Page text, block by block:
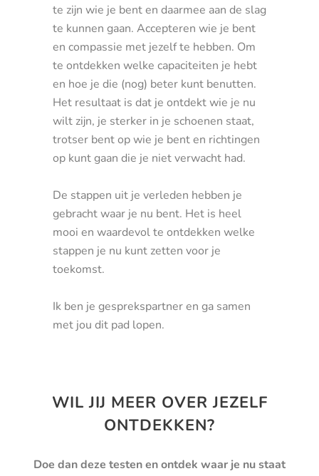
te zijn wie je bent en daarmee aan de slag
te kunnen gaan. Accepteren wie je bent
en compassie met jezelf te hebben. Om
te ontdekken welke capaciteiten je hebt
en hoe je die (nog) beter kunt benutten.
Het resultaat is dat je ontdekt wie je nu
wilt zijn, je sterker in je schoenen staat,
trotser bent op wie je bent en richtingen
op kunt gaan die je niet verwacht had.
De stappen uit je verleden hebben je
gebracht waar je nu bent. Het is heel
mooi en waardevol te ontdekken welke
stappen je nu kunt zetten voor je
toekomst.
Ik ben je gesprekspartner en ga samen
met jou dit pad lopen.
WIL JIJ MEER OVER JEZELF
ONTDEKKEN?
Doe dan deze testen en ontdek waar je nu staat